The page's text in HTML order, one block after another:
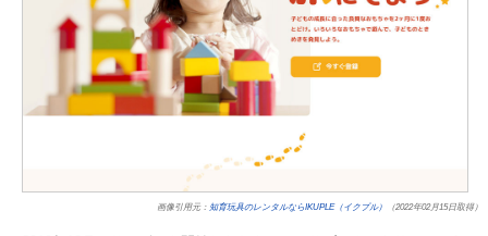
画像引用元： 知育玩具のレンタルならIKUPLE（イクプル） （2022年02月15日取得）